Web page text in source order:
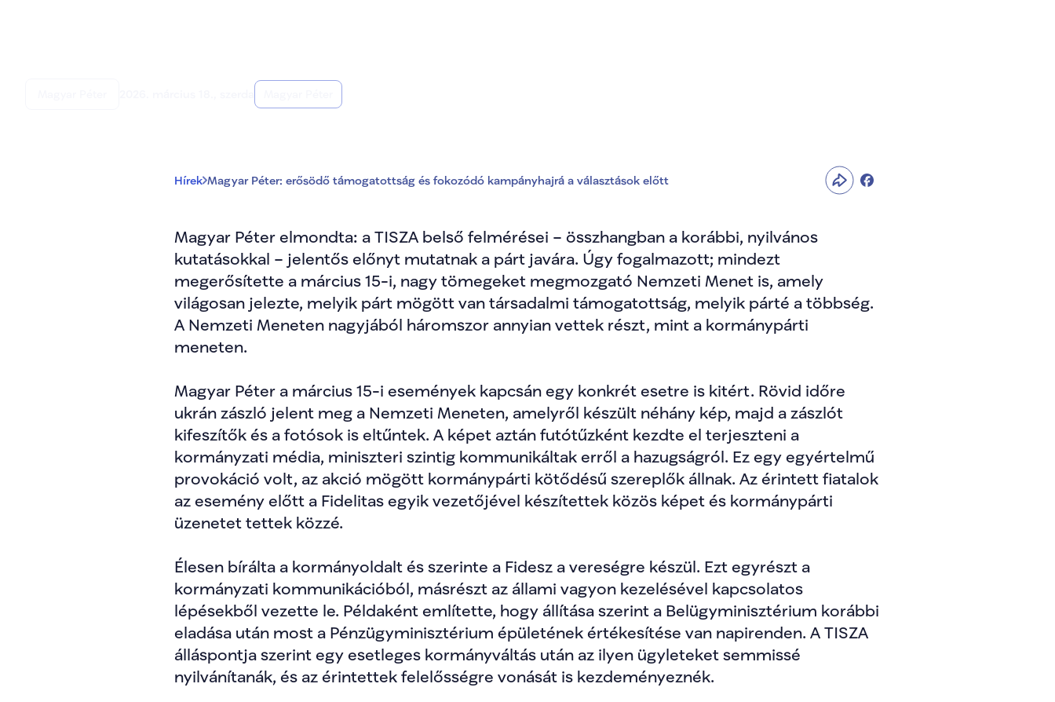
Hírek Magyar Péter: erősödő támogatottság és fokozódó kampányhajrá a választások előtt
Magyar Péter elmondta: a TISZA belső felmérései – összhangban a korábbi, nyilvános
kutatásokkal – jelentős előnyt mutatnak a párt javára. Úgy fogalmazott; mindezt
megerősítette a március 15-i, nagy tömegeket megmozgató Nemzeti Menet is, amely
világosan jelezte, melyik párt mögött van társadalmi támogatottság, melyik párté a többség.
A Nemzeti Meneten nagyjából háromszor annyian vettek részt, mint a kormánypárti
meneten.
Magyar Péter a március 15-i események kapcsán egy konkrét esetre is kitért. Rövid időre
ukrán zászló jelent meg a Nemzeti Meneten, amelyről készült néhány kép, majd a zászlót
kifeszítők és a fotósok is eltűntek. A képet aztán futótűzként kezdte el terjeszteni a
kormányzati média, miniszteri szintig kommunikáltak erről a hazugságról. Ez egy egyértelmű
provokáció volt, az akció mögött kormánypárti kötődésű szereplők állnak. Az érintett fiatalok
az esemény előtt a Fidelitas egyik vezetőjével készítettek közös képet és kormánypárti
üzenetet tettek közzé.
Élesen bírálta a kormányoldalt és szerinte a Fidesz a vereségre készül. Ezt egyrészt a
kormányzati kommunikációból, másrészt az állami vagyon kezelésével kapcsolatos
lépésekből vezette le. Példaként említette, hogy állítása szerint a Belügyminisztérium korábbi
eladása után most a Pénzügyminisztérium épületének értékesítése van napirenden. A TISZA
álláspontja szerint egy esetleges kormányváltás után az ilyen ügyleteket semmissé
nyilvánítanák, és az érintettek felelősségre vonását is kezdeményeznék.